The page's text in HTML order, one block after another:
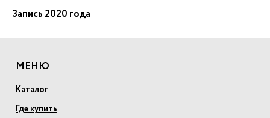
Запись 2020 года
МЕНЮ
Каталог
Где купить